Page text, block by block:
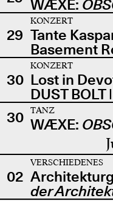
WÆXE:
29
KONZERT
Tante
Basement
30
KONZERT
Lost in
DUST BOLT
30
TANZ
WÆXE:
02
VERSCHIEDENES
der